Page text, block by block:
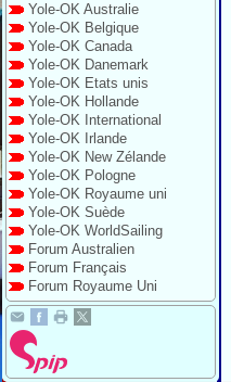
Yole-OK Australie
Yole-OK Belgique
Yole-OK Canada
Yole-OK Danemark
Yole-OK Etats unis
Yole-OK Hollande
Yole-OK International
Yole-OK Irlande
Yole-OK New Zélande
Yole-OK Pologne
Yole-OK Royaume uni
Yole-OK Suède
Yole-OK WorldSailing
Forum Australien
Forum Français
Forum Royaume Uni